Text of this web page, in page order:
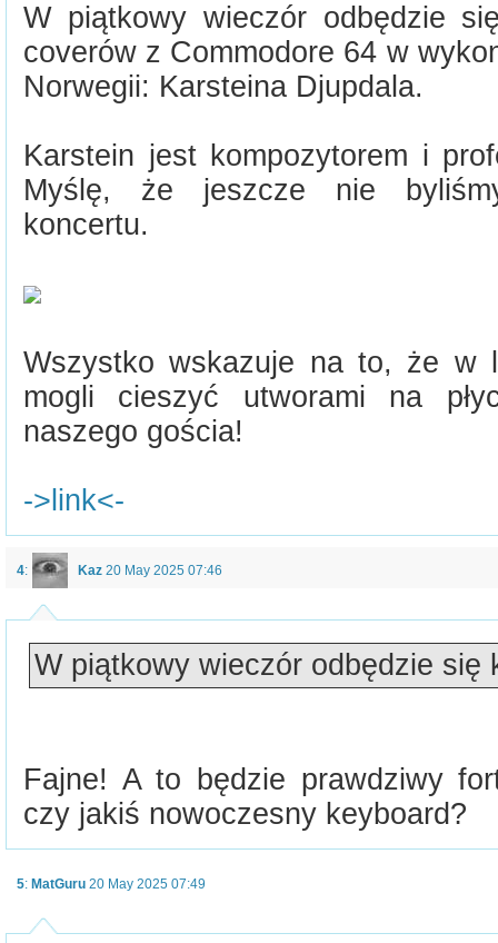
W piątkowy wieczór odbędzie
coverów z Commodore 64 w
Norwegii: Karsteina Djupdala.
Karstein jest kompozytorem i
Myślę, że jeszcze nie
koncertu.
Wszystko wskazuje na to, że w
mogli cieszyć utworami na
naszego gościa!
->link<-
4: Kaz 20 May 2025 07:46
W piątkowy wieczór odbędzie się
Fajne! A to będzie prawdziwy
czy jakiś nowoczesny keyboard?
5: MatGuru 20 May 2025 07:49